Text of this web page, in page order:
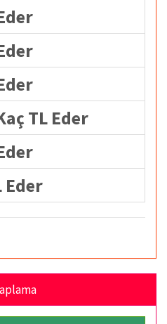
TL Eder
Eder